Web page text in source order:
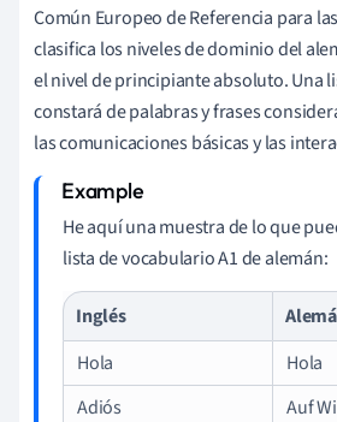
Común Europeo de Referencia para
clasifica los niveles de dominio del
el nivel de principiante absoluto. Una
constará de palabras y frases
las comunicaciones básicas y las
He aquí una muestra de lo que
lista de vocabulario A1 de alemán:
Inglés
Hola
Hola
Adiós
Auf